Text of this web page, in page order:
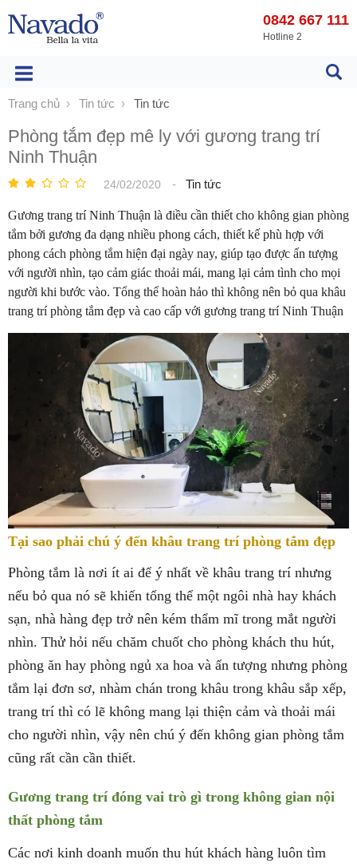
0842 667 111
Hotline 2
Trang chủ Tin tức Tin tức
Phòng tắm đẹp mê ly với gương trang trí
Ninh Thuận
24/02/2020 - Tin tức
Gương trang trí Ninh Thuận là điều cần thiết cho không gian phòng
tắm bởi gương đa dạng nhiều phong cách, thiết kế phù hợp với
phong cách phòng tắm hiện đại ngày nay, giúp tạo được ấn tượng
với người nhìn, tạo cảm giác thoải mái, mang lại cảm tình cho mọi
người khi bước vào. Tổng thể hoàn hảo thì không nên bỏ qua khâu
trang trí phòng tắm đẹp và cao cấp với gương trang trí Ninh Thuận
Tại sao phải chú ý đến khâu trang trí phòng tắm đẹp
Phòng tắm là nơi ít ai để ý nhất về khâu trang trí nhưng
nếu bỏ qua nó sẽ khiến tổng thể một ngôi nhà hay khách
sạn, nhà hàng đẹp trở nên kém thẩm mĩ trong mắt người
nhìn. Thử hỏi nếu chăm chuốt cho phòng khách thu hút,
phòng ăn hay phòng ngủ xa hoa và ấn tượng nhưng phòng
tắm lại đơn sơ, nhàm chán trong khâu trong khâu sắp xếp,
trang trí thì có lẽ không mang lại thiện cảm và thoải mái
cho người nhìn, vậy nên chú ý đến không gian phòng tắm
cũng rất cần cần thiết.
Gương trang trí đóng vai trò gì trong không gian nội
thất phòng tắm
Các nơi kinh doanh muốn thu hút khách hàng luôn tìm